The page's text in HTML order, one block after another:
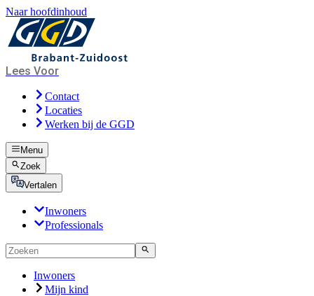
Naar hoofdinhoud
Lees Voor
Contact
Locaties
Werken bij de GGD
Menu
Zoek
Vertalen
Inwoners
Professionals
Inwoners
Mijn kind